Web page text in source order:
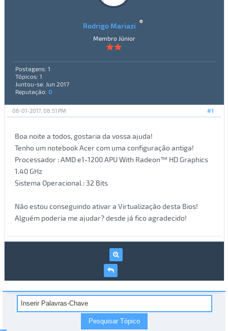
Rodrigo Mariazi
Membro Júnior
Postagens: 1
Tópicos: 1
Juntou-se: Jun 2017
Reputação: 0
#1
06-01-2017, 08:51 PM
Boa noite a todos, gostaria da vossa ajuda!
Tenho um notebook Acer com uma configuração antiga!
Processador : AMD e1-1200 APU With Radeon™ HD Graphics
1.40 GHz
Sistema Operacional : 32 Bits
Não estou conseguindo ativar a Virtualização desta Bios!
Alguém poderia me ajudar? desde já fico agradecido!